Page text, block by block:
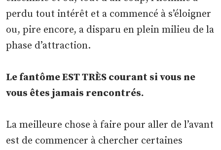
perdu tout intérêt et a commencé à s’éloigner
ou, pire encore, a disparu en plein milieu de la
phase d’attraction.
Le fantôme EST TRÈS courant si vous ne
vous êtes jamais rencontrés.
La meilleure chose à faire pour aller de l’avant
est de commencer à chercher certaines